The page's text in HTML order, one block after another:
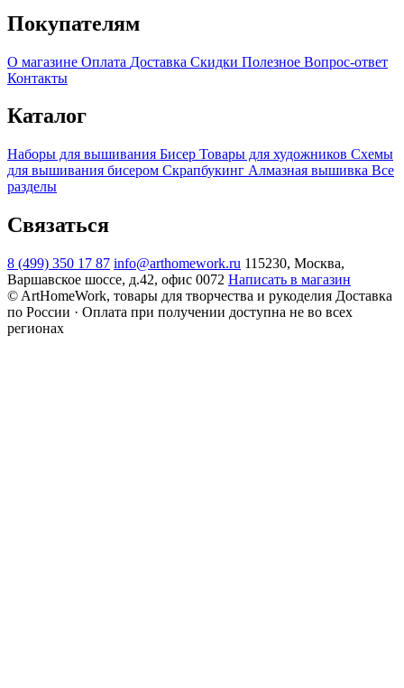
Покупателям
О магазине Оплата Доставка Скидки Полезное Вопрос-ответ
Контакты
Каталог
Наборы для вышивания Бисер Товары для художников Схемы
для вышивания бисером Скрапбукинг Алмазная вышивка Все
разделы
Связаться
8 (499) 350 17 87 info@arthomework.ru 115230, Москва,
Варшавское шоссе, д.42, офис 0072 Написать в магазин
© ArtHomeWork, товары для творчества и рукоделия Доставка
по России · Оплата при получении доступна не во всех
регионах